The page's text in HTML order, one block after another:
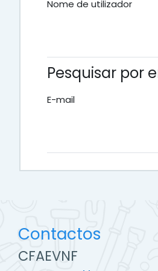
Nome de utilizador
Pesquisar por
E-mail
Contactos
CFAEVNF